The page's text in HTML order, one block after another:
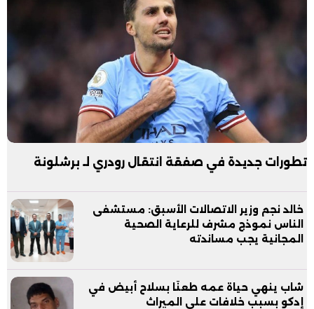
تطورات جديدة في صفقة انتقال رودري لـ برشلونة
خالد نجم وزير الاتصالات الأسبق: مستشفى
الناس نموذج مشرف للرعاية الصحية
المجانية يجب مساندته
شاب ينهي حياة عمه طعنًا بسلاح أبيض في
إدكو بسبب خلافات على الميراث